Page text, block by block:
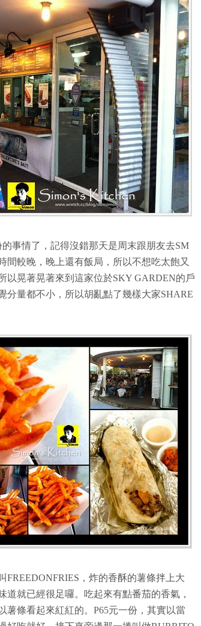
事情了，記得沒錯那天是周末跟朋友去SM
間較晚，晚上還有飯局，所以不想吃太飽又
以晃著晃著來到這家位於SKY GARDEN的戶
分量都不小，所以胡亂點了幾樣大家SHARE
FREEDONFRIES，炸的香酥的薯條拌上大
道就已經很足囉。吃起來有點番茄的香氣，
薯條看起來紅紅的。P65元一份，其實以當